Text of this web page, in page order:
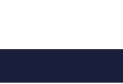
新
評